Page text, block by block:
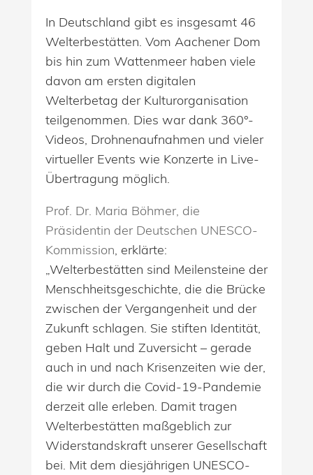
In Deutschland gibt es insgesamt 46
Welterbestätten. Vom Aachener Dom
bis hin zum Wattenmeer haben viele
davon am ersten digitalen
Welterbetag der Kulturorganisation
teilgenommen. Dies war dank 360°-
Videos, Drohnenaufnahmen und vieler
virtueller Events wie Konzerte in Live-
Übertragung möglich.
Prof. Dr. Maria Böhmer, die
Präsidentin der Deutschen UNESCO-
Kommission, erklärte:
„Welterbestätten sind Meilensteine der
Menschheitsgeschichte, die die Brücke
zwischen der Vergangenheit und der
Zukunft schlagen. Sie stiften Identität,
geben Halt und Zuversicht – gerade
auch in und nach Krisenzeiten wie der,
die wir durch die Covid-19-Pandemie
derzeit alle erleben. Damit tragen
Welterbestätten maßgeblich zur
Widerstandskraft unserer Gesellschaft
bei. Mit dem diesjährigen UNESCO-